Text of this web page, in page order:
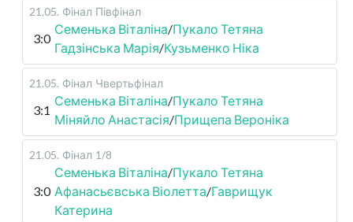
21.05. Фінал Півфінал
3:0
Семенька Віталіна/Пукало Тетяна
Гадзінська Марія/Кузьменко Ніка
21.05. Фінал Чвертьфінал
3:1
Семенька Віталіна/Пукало Тетяна
Міняйло Анастасія/Прищепа Вероніка
21.05. Фінал 1/8
3:0
Семенька Віталіна/Пукало Тетяна
Афанасьєвська Віолетта/Гаврищук
Катерина